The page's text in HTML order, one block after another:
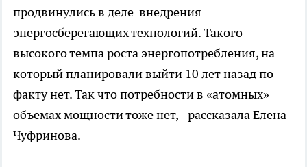
продвинулись в деле внедрения
энергосберегающих технологий. Такого
высокого темпа роста энергопотребления, на
который планировали выйти 10 лет назад по
факту нет. Так что потребности в «атомных»
объемах мощности тоже нет, - рассказала Елена
Чуфринова.